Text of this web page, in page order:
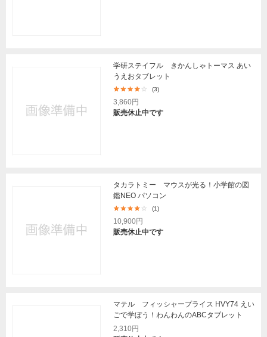
学研ステイフル きかんしゃトーマス あい
うえおタブレット
(3)
3,860円
販売休止中です
タカラトミー マウスが光る！小学館の図
鑑NEO パソコン
(1)
10,900円
販売休止中です
マテル フィッシャープライス HVY74 えい
ごで学ぼう！わんわんのABCタブレット
2,310円